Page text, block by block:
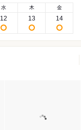
水
12
木
13
金
14